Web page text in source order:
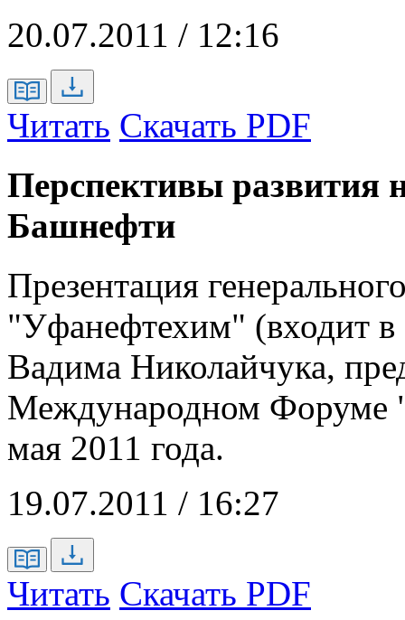
20.07.2011 / 12:16
Читать Скачать PDF
Перспективы развития
Башнефти
Презентация
"Уфанефтехим"
Вадима Николайчука,
Международном Форуме
мая 2011 года.
19.07.2011 / 16:27
Читать Скачать PDF